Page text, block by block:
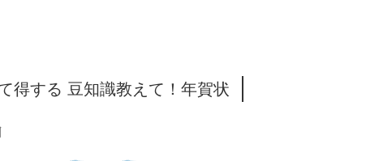
得する 豆知識教えて！年賀状